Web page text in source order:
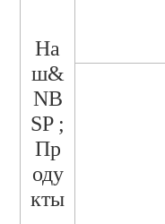
На
ш&
NB
SP ;
Пр
оду
кты